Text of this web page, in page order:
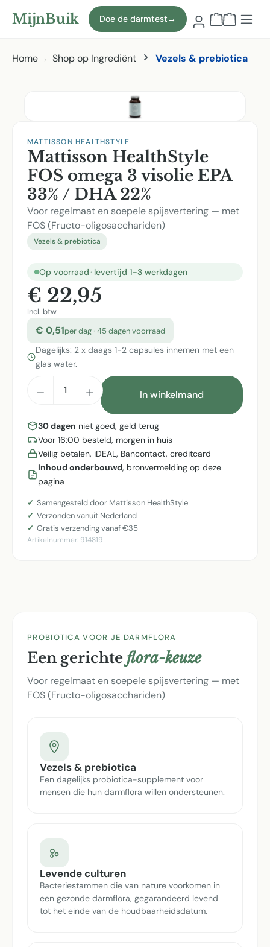
Naar hoofdinhoud
MijnBuik Doe de darmtest→
Home Shop op Ingrediënt Vezels & prebiotica
MATTISSON HEALTHSTYLE
Mattisson HealthStyle
FOS omega 3 visolie EPA
33% / DHA 22%
Voor regelmaat en soepele spijsvertering — met
FOS (Fructo-oligosacchariden)
Vezels & prebiotica
Op voorraad · levertijd 1-3 werkdagen
€ 22,95
Incl. btw
€ 0,51per dag · 45 dagen voorraad
Dagelijks: 2 x daags 1-2 capsules innemen met een
glas water.
Producthoeveelheid: Voer de
In winkelmand
30 dagen niet goed, geld terug
Voor 16:00 besteld, morgen in huis
Veilig betalen, iDEAL, Bancontact, creditcard
Inhoud onderbouwd, bronvermelding op deze
pagina
Samengesteld door Mattisson HealthStyle
Verzonden vanuit Nederland
Gratis verzending vanaf €35
Artikelnummer: 914819
PROBIOTICA VOOR JE DARMFLORA
Een gerichte flora-keuze
Voor regelmaat en soepele spijsvertering — met
FOS (Fructo-oligosacchariden)
Vezels & prebiotica
Een dagelijks probiotica-supplement voor
mensen die hun darmflora willen ondersteunen.
Levende culturen
Bacteriestammen die van nature voorkomen in
een gezonde darmflora, gegarandeerd levend
tot het einde van de houdbaarheidsdatum.